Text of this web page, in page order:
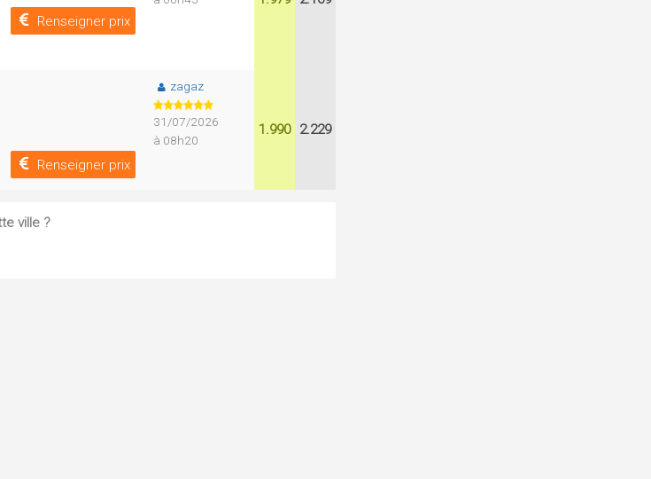
Renseigner prix
Renseigner prix
zagaz
31/07/2026
à 08h20
1.990 2.229
ville ?